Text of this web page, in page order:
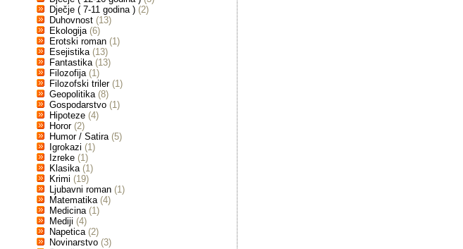
Dječje ( 7-11 godina ) (2)
Duhovnost (13)
Ekologija (6)
Erotski roman (1)
Esejistika (13)
Fantastika (13)
Filozofija (1)
Filozofski triler (1)
Geopolitika (8)
Gospodarstvo (1)
Hipoteze (4)
Horor (2)
Humor / Satira (5)
Igrokazi (1)
Izreke (1)
Klasika (1)
Krimi (19)
Ljubavni roman (1)
Matematika (4)
Medicina (1)
Mediji (4)
Napetica (2)
Novinarstvo (3)